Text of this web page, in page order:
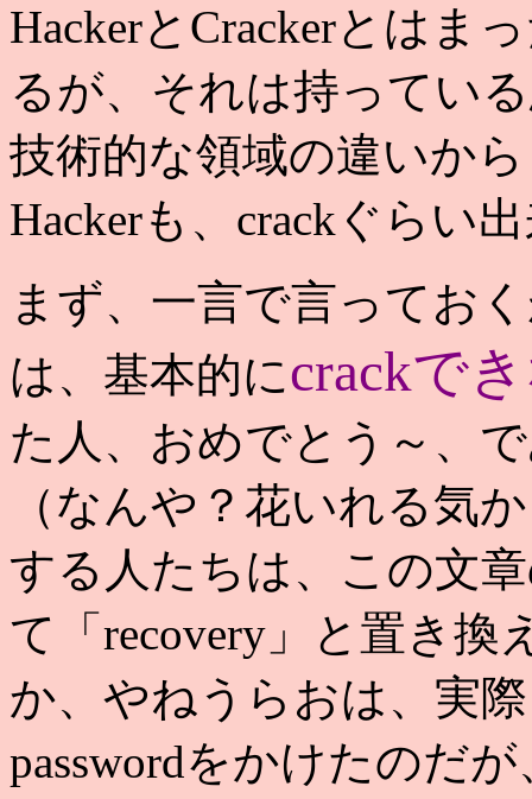
HackerとCrackerとはま
るが、それは持ってい
技術的な領域の違いか
Hackerも、crackぐらい
まず、一言で言ってお
は、基本的にcrackで
た人、おめでとう～、
（なんや？花いれる気
する人たちは、この文
て「recovery」と置き
か、やねうらおは、実
passwordをかけたのだ